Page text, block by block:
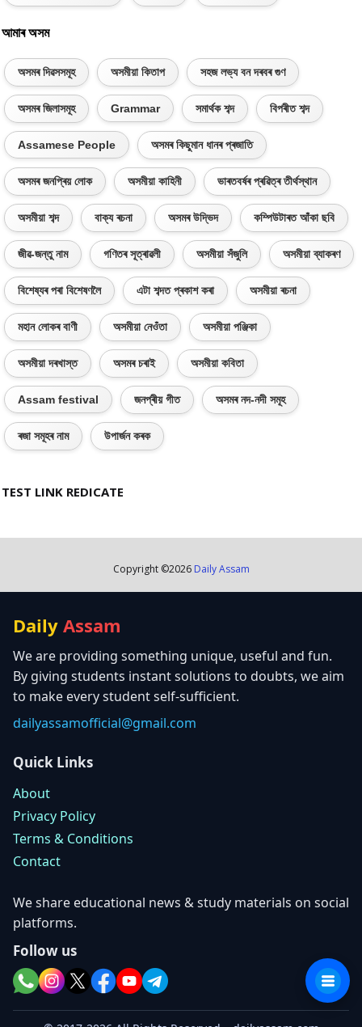
আমাৰ অসম
অসমৰ দিৱসসমূহ অসমীয়া কিতাপ সহজ লভ্য বন দৰবৰ গুণ
অসমৰ জিলাসমূহ Grammar সমাৰ্থক শব্দ বিপৰীত শব্দ
Assamese People অসমৰ কিছুমান ধানৰ প্ৰজাতি
অসমৰ জনপ্ৰিয় লোক অসমীয়া কাহিনী ভাৰতবৰ্ষৰ প্ৰৱিত্ৰ তীৰ্থস্থান
অসমীয়া শব্দ বাক্য ৰচনা অসমৰ উদ্ভিদ কম্পিউটাৰত আঁকা ছবি
জীৱ-জন্তু নাম গণিতৰ সূত্ৰাৱলী অসমীয়া সঁজুলি অসমীয়া ব্যাকৰণ
বিশেষ্যৰ পৰা বিশেষণলৈ এটা শব্দত প্ৰকাশ কৰা অসমীয়া ৰচনা
মহান লোকৰ বাণী অসমীয়া নেওঁতা অসমীয়া পঞ্জিকা
অসমীয়া দৰখাস্ত অসমৰ চৰাই অসমীয়া কবিতা
Assam festival জনপ্ৰীয় গীত অসমৰ নদ-নদী সমূহ
ৰজা সমূহৰ নাম উপাৰ্জন কৰক
TEST LINK REDICATE
Copyright ©2026 Daily Assam
Daily Assam
We are providing something unique, useful and fun.
By giving students instant solutions to doubts, we aim
to make every student self-sufficient.
dailyassamofficial@gmail.com
Quick Links
About
Privacy Policy
Terms & Conditions
Contact
We share educational news & study materials on social
platforms.
Follow us